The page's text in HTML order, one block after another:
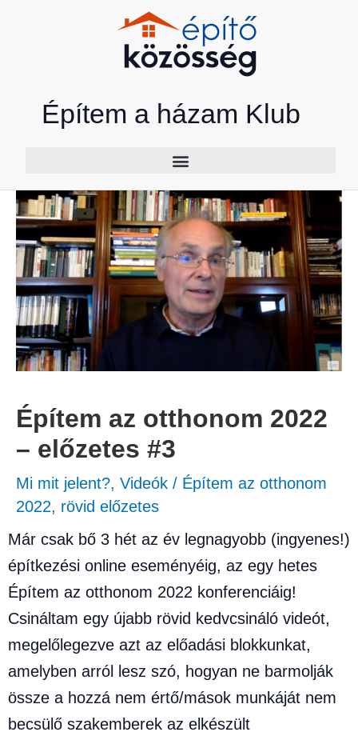
Építem a házam Klub
Építem az otthonom 2022
– előzetes #3
Mi mit jelent?, Videók / Építem az otthonom
2022, rövid előzetes
Már csak bő 3 hét az év legnagyobb (ingyenes!)
építkezési online eseményéig, az egy hetes
Építem az otthonom 2022 konferenciáig!
Csináltam egy újabb rövid kedvcsináló videót,
megelőlegezve azt az előadási blokkunkat,
amelyben arról lesz szó, hogyan ne barmolják
össze a hozzá nem értő/mások munkáját nem
becsülő szakemberek az elkészült